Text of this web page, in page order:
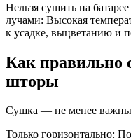
Нельзя сушить на
лучами: Высокая
к усадке, выцветанию и
Как правильно
шторы
Сушка — не менее
Только горизонтально: